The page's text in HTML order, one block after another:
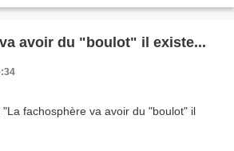
avoir du "boulot" il existe...